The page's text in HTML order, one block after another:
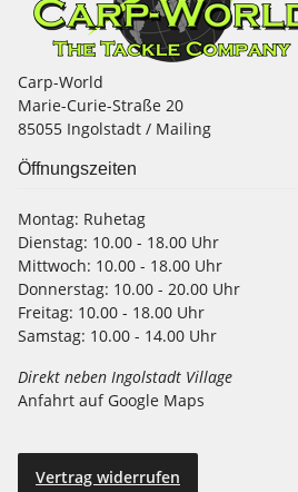
Carp-World
Marie-Curie-Straße 20
85055 Ingolstadt / Mailing
Öffnungszeiten
Montag: Ruhetag
Dienstag: 10.00 - 18.00 Uhr
Mittwoch: 10.00 - 18.00 Uhr
Donnerstag: 10.00 - 20.00 Uhr
Freitag: 10.00 - 18.00 Uhr
Samstag: 10.00 - 14.00 Uhr
Direkt neben Ingolstadt Village
Anfahrt auf Google Maps
Vertrag widerrufen